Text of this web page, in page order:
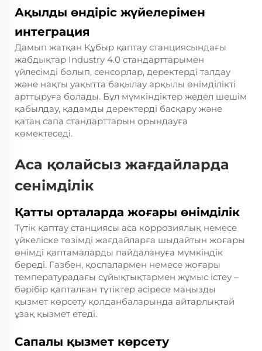
Ақылды өндіріс жүйелерімен
интеграция
Дамып жатқан Құбыр қаптау станциясындағы
жабдықтар Industry 4.0 стандарттарымен
үйлесімді болып, сенсорлар, деректерді талдау
және нақты уақытта бақылау арқылы өнімділікті
арттыруға болады. Бұл мүмкіндіктер жедел шешім
қабылдау, қадамды деректерді басқару және
қатаң сапа стандарттарын орындауға
көмектеседі.
Аса қолайсыз жағдайларда
сенімділік
Қатты орталарда жоғары өнімділік
Түтік қаптау станциясы аса коррозиялық немесе
үйкеліске төзімді жағдайларға шыдайтын жоғары
өнімді қаптамаларды пайдалануға мүмкіндік
береді. Газбен, қоспалармен немесе жоғары
температурадағы сұйықтықтармен жұмыс істеу –
бәрібір қапталған түтіктер әсіресе маңызды
қызмет көрсету қолданбаларында айтарлықтай
ұзақ қызмет етеді.
Сапалы қызмет көрсету